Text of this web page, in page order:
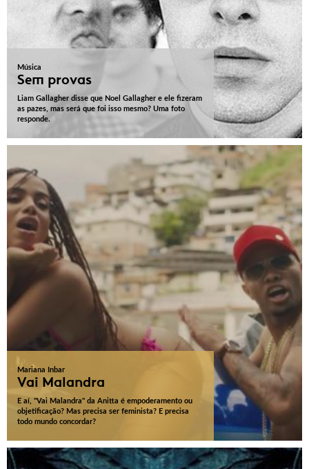
Música
Sem provas
Liam Gallagher disse que Noel Gallagher e ele fizeram
as pazes, mas será que foi isso mesmo? Uma foto
responde.
Mariana Inbar
Vai Malandra
E aí, "Vai Malandra" da Anitta é empoderamento ou
objetificação? Mas precisa ser feminista? E precisa
todo mundo concordar?